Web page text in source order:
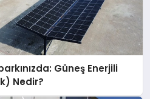
Güneş Enerjili
Nedir?